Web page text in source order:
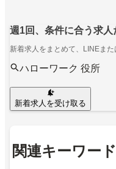
週1回、条件に合う求人
新着求人をまとめて、LINEま
ハローワーク 役所
新着求人を受け取る
関連キーワード